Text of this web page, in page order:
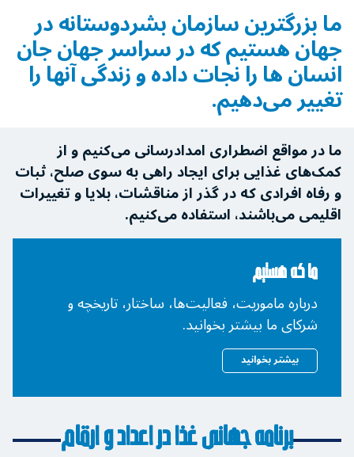
ما بزرگترین سازمان بشردوستانه در
جهان هستیم که در سراسر جهان جان
انسان ها را نجات ‌داده و زندگی آنها را
تغییر می‌دهیم.
ما در مواقع اضطراری امدادرسانی می‌کنیم و از
کمک‌های غذایی برای ایجاد راهی به سوی صلح، ثبات
و رفاه افرادی که در گذر از مناقشات، بلایا و تغییرات
اقلیمی می‌باشند، استفاده می‌کنیم.
ما که هستیم
درباره ماموریت، فعالیت‌ها، ساختار، تاریخچه و
شرکای ما بیشتر بخوانید.
بیشتر بخوانید
برنامه جهانی غذا در اعداد و ارقام